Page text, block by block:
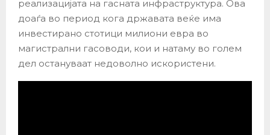
реализацијата на гасната инфраструктура. Ова
доаѓа во период кога државата веќе има
инвестирано стотици милиони евра во
магистрални гасоводи, кои и натаму во голем
дел остануваат недоволно искористени.